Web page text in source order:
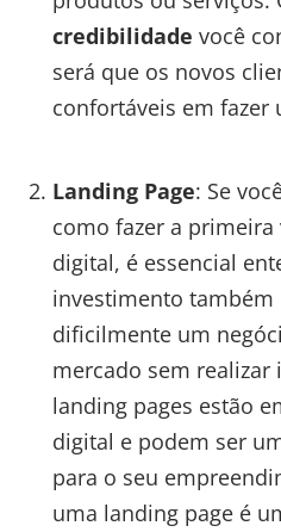
credibilidade você
será que os novos
confortáveis em fazer
Landing Page: Se
como fazer a
digital, é essencial
investimento também
dificilmente um
mercado sem realizar
landing pages estão
digital e podem ser
para o seu
uma landing page é